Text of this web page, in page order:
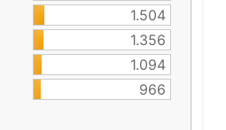
1.504
1.356
1.094
966